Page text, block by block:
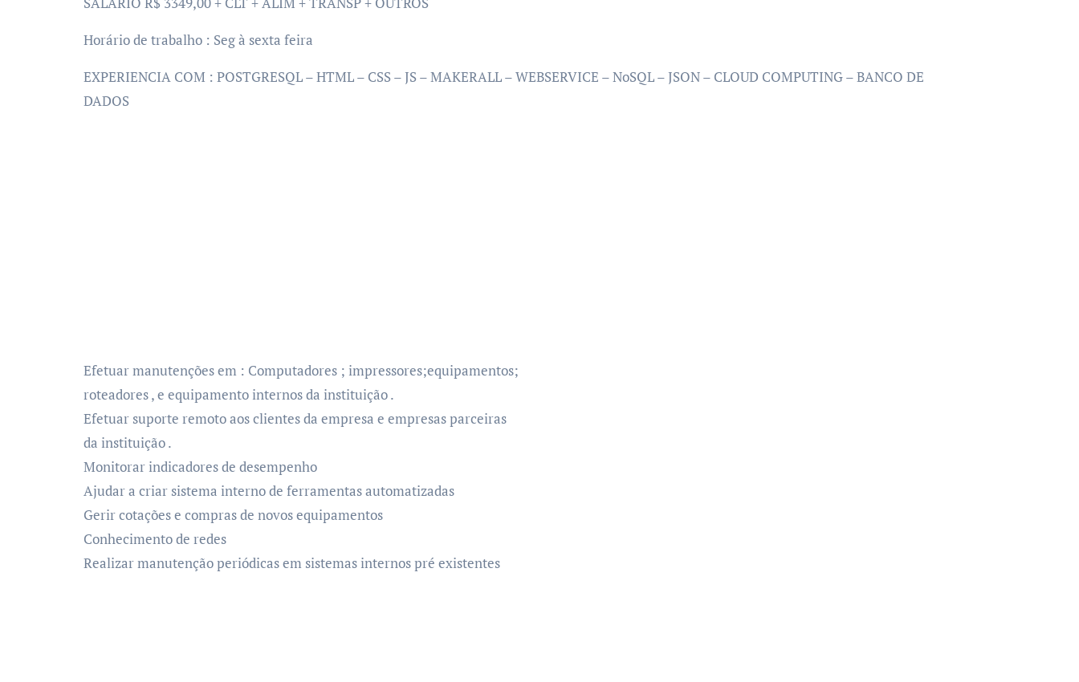
Horário de trabalho : Seg à sexta feira
EXPERIENCIA COM : POSTGRESQL – HTML – CSS – JS – MAKERALL – WEBSERVICE – NoSQL – JSON – CLOUD COMPUTING – BANCO DE
DADOS
Efetuar manutenções em : Computadores ; impressores;equipamentos;
roteadores , e equipamento internos da instituição .
Efetuar suporte remoto aos clientes da empresa e empresas parceiras
da instituição .
Monitorar indicadores de desempenho
Ajudar a criar sistema interno de ferramentas automatizadas
Gerir cotações e compras de novos equipamentos
Conhecimento de redes
Realizar manutenção periódicas em sistemas internos pré existentes